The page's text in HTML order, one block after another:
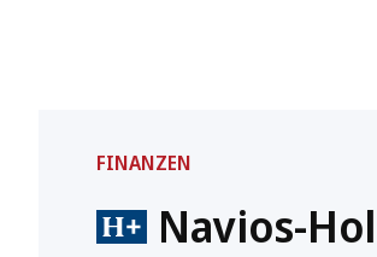
FINANZEN
Navios-